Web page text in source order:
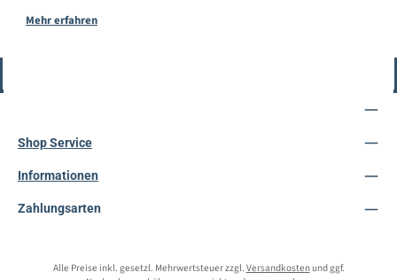
Mehr erfahren
Shop Service
Informationen
Zahlungsarten
Alle Preise inkl. gesetzl. Mehrwertsteuer zzgl. Versandkostenund ggf.